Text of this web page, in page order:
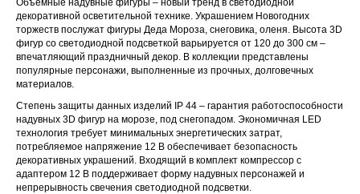
декоративной осветительной технике. Украшением Новогодних
торжеств послужат фигуры Деда Мороза, снеговика, оленя. Высота 3D
фигур со светодиодной подсветкой варьируется от 120 до 300 см –
впечатляющий праздничный декор. В коллекции представлены
популярные персонажи, выполненные из прочных, долговечных
материалов.
Степень защиты данных изделий IP 44 – гарантия работоспособности
надувных 3D фигур на морозе, под снегопадом. Экономичная LED
технология требует минимальных энергетических затрат,
потребляемое напряжение 12 В обеспечивает безопасность
декоративных украшений. Входящий в комплект компрессор с
адаптером 12 В поддерживает форму надувных персонажей и
непрерывность свечения светодиодной подсветки.